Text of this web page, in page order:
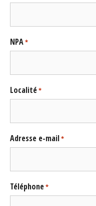
NPA*
Localité*
Adresse e-mail*
Téléphone*